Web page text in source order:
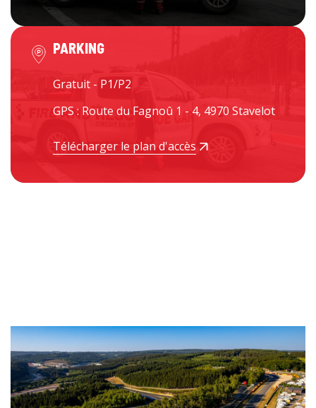
PARKING
Gratuit - P1/P2
GPS : Route du Fagnoû 1 - 4, 4970 Stavelot
Télécharger le plan d'accès